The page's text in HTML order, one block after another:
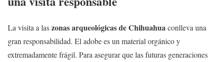
La visita a laszonas arqueológicas de Chihuahuaconlleva una
gran responsabilidad. El adobe es un material orgánico y
extremadamente frágil. Para asegurar que las futuras generaciones